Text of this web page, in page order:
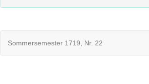
Sommersemester 1719, Nr. 22